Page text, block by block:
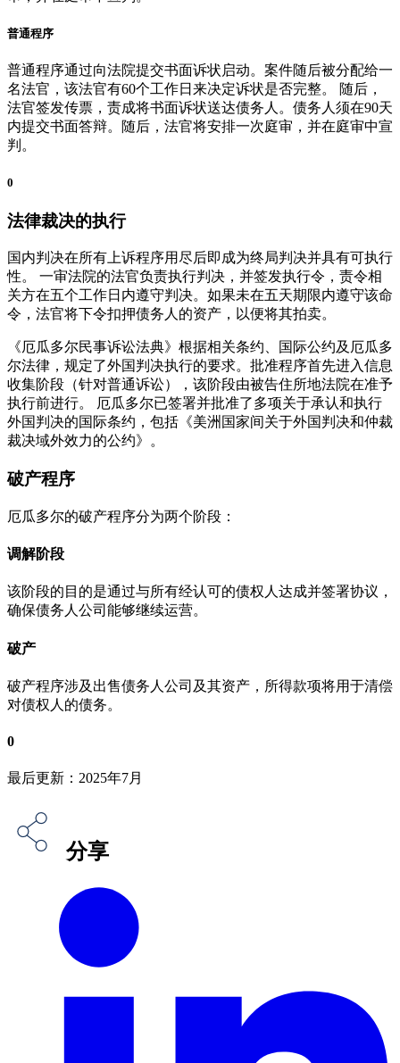
普通程序
普通程序通过向法院提交书面诉状启动。案件随后被分配给一
名法官，该法官有60个工作日来决定诉状是否完整。 随后，
法官签发传票，责成将书面诉状送达债务人。债务人须在90天
内提交书面答辩。随后，法官将安排一次庭审，并在庭审中宣
判。
0
法律裁决的执行
国内判决在所有上诉程序用尽后即成为终局判决并具有可执行
性。 一审法院的法官负责执行判决，并签发执行令，责令相
关方在五个工作日内遵守判决。如果未在五天期限内遵守该命
令，法官将下令扣押债务人的资产，以便将其拍卖。
《厄瓜多尔民事诉讼法典》根据相关条约、国际公约及厄瓜多
尔法律，规定了外国判决执行的要求。批准程序首先进入信息
收集阶段（针对普通诉讼），该阶段由被告住所地法院在准予
执行前进行。 厄瓜多尔已签署并批准了多项关于承认和执行
外国判决的国际条约，包括《美洲国家间关于外国判决和仲裁
裁决域外效力的公约》。
破产程序
厄瓜多尔的破产程序分为两个阶段：
调解阶段
该阶段的目的是通过与所有经认可的债权人达成并签署协议，
确保债务人公司能够继续运营。
破产
破产程序涉及出售债务人公司及其资产，所得款项将用于清偿
对债权人的债务。
0
最后更新：2025年7月
分享